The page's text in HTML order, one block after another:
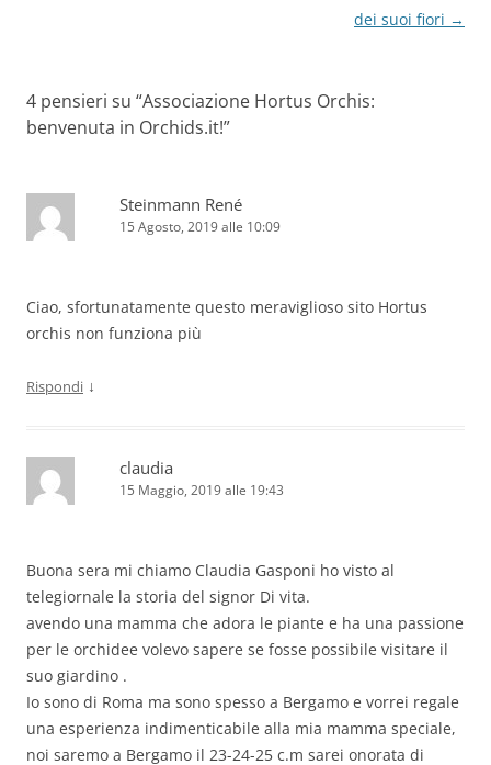
dei suoi fiori →
4 pensieri su “Associazione Hortus Orchis:
benvenuta in Orchids.it!”
Steinmann René
15 Agosto, 2019 alle 10:09
Ciao, sfortunatamente questo meraviglioso sito Hortus
orchis non funziona più
Rispondi ↓
claudia
15 Maggio, 2019 alle 19:43
Buona sera mi chiamo Claudia Gasponi ho visto al
telegiornale la storia del signor Di vita.
avendo una mamma che adora le piante e ha una passione
per le orchidee volevo sapere se fosse possibile visitare il
suo giardino .
Io sono di Roma ma sono spesso a Bergamo e vorrei regale
una esperienza indimenticabile alla mia mamma speciale,
noi saremo a Bergamo il 23-24-25 c.m sarei onorata di